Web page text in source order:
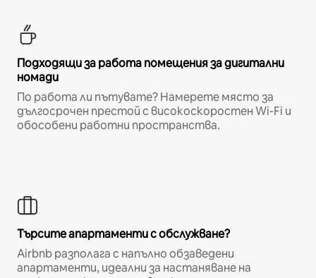
Подходящи за работа помещения за дигитални
номади
По работа ли пътувате? Намерете място за
дългосрочен престой с високоскоростен Wi-Fi и
обособени работни пространства.
Търсите апартаменти с обслужване?
Airbnb разполага с напълно обзаведени
апартаменти, идеални за настаняване на